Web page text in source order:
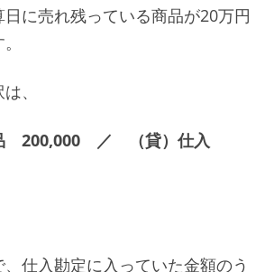
に売れ残っている商品が20万円
、
品 200,000 ／ （貸）仕入
仕入勘定に入っていた金額のう